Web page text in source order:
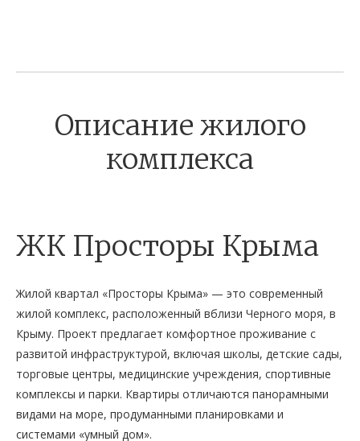
Описание жилого
комплекса
ЖК Просторы Крыма
Жилой квартал «Просторы Крыма» — это современный
жилой комплекс, расположенный вблизи Черного моря, в
Крыму. Проект предлагает комфортное проживание с
развитой инфраструктурой, включая школы, детские сады,
торговые центры, медицинские учреждения, спортивные
комплексы и парки. Квартиры отличаются панорамными
видами на море, продуманными планировками и
системами «умный дом».